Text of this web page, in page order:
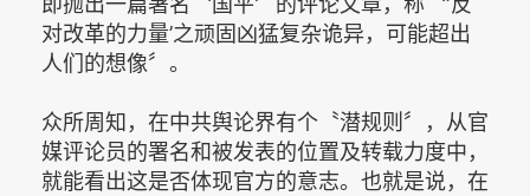
对改革的力量’之顽固凶猛复杂诡异，可能超出
人们的想像〞。
众所周知，在中共舆论界有个〝潜规则〞，从官
媒评论员的署名和被发表的位置及转载力度中，
就能看出这是否体现官方的意志。也就是说，在